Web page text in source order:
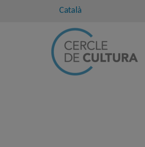
Català